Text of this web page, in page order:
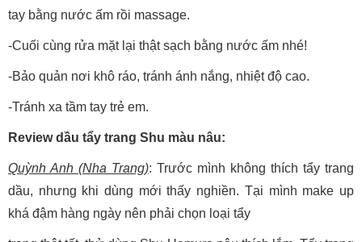
tay bằng nước ấm rồi massage.
-Cuối cùng rửa mặt lại thật sạch bằng nước ấm nhé!
-Bảo quản nơi khô ráo, tránh ánh nắng, nhiệt độ cao.
-Tránh xa tầm tay trẻ em.
Review dầu tẩy trang Shu màu nâu:
Quỳnh Anh (Nha Trang): Trước mình không thích tẩy trang
dầu, nhưng khi dùng mới thấy nghiền. Tại mình make up
khá đậm hàng ngày nên phải chọn loại tẩy